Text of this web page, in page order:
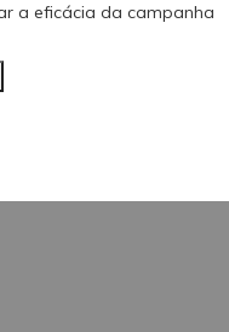
a eficácia da campanha